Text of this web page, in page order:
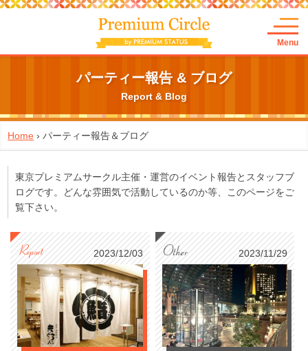
Menu
パーティー報告 & ブログ
Report & Blog
Home ›パーティー報告＆ブログ
東京プレミアムサークル主催・運営のイベント報告とスタッフブ
ログです。どんな雰囲気で活動しているのか等、このページをご
覧下さい。
2023/12/03 2023/11/29